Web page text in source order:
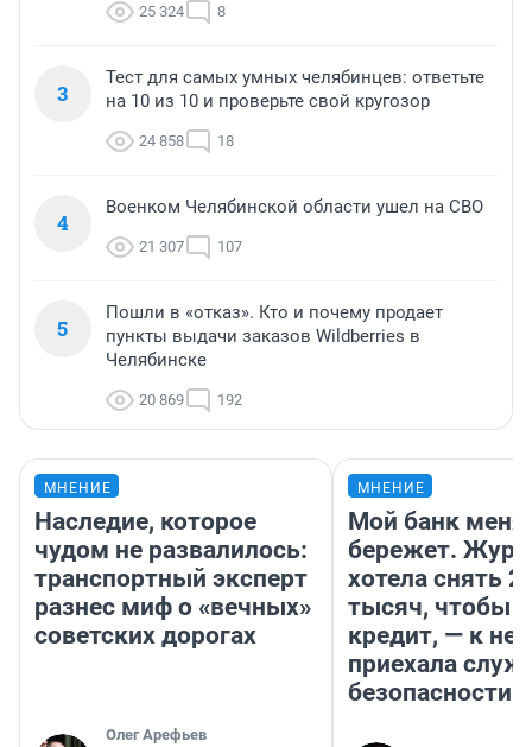
25 324 8
3
Тест для самых умных челябинцев: ответьте
на 10 из 10 и проверьте свой кругозор
24 858 18
4
Военком Челябинской области ушел на СВО
21 307 107
5
Пошли в «отказ». Кто и почему продает
пункты выдачи заказов Wildberries в
Челябинске
20 869 192
МНЕНИЕ
Наследие, которое
чудом не развалилось:
транспортный эксперт
разнес миф о «вечных»
советских дорогах
Олег Арефьев
МНЕНИЕ
Мой банк меня
бережет.
хотела снять
тысяч, чтобы
кредит, — к
приехала
безопасности